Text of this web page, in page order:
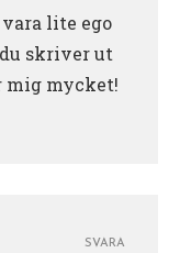
lite ego
skriver ut
mig mycket!
SVARA